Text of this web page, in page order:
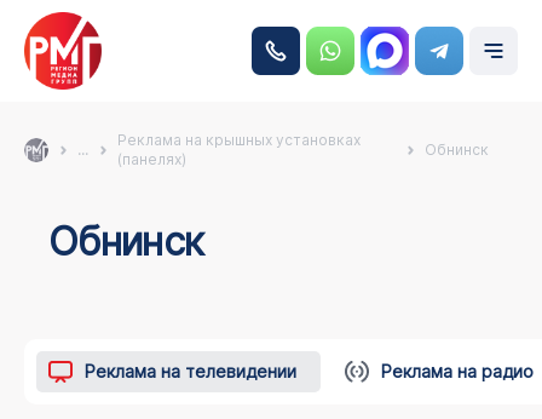
...
Реклама на крышных установках
(панелях)
Обнинск
Обнинск
Реклама на телевидении Реклама на радио